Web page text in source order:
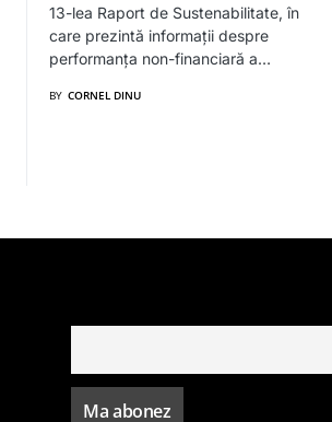
13-lea Raport de Sustenabilitate, în
care prezintă informații despre
performanța non-financiară a…
BY CORNEL DINU